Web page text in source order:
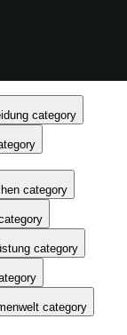
category
category
category
category